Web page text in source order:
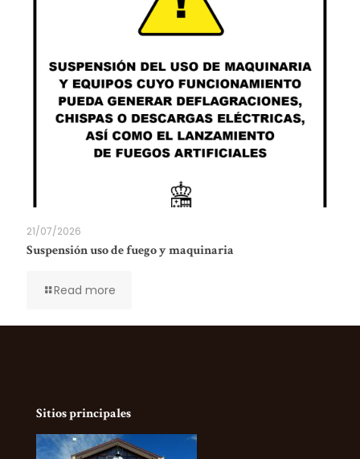
21/07/2026
Suspensión uso de fuego y maquinaria
Read more
Sitios principales